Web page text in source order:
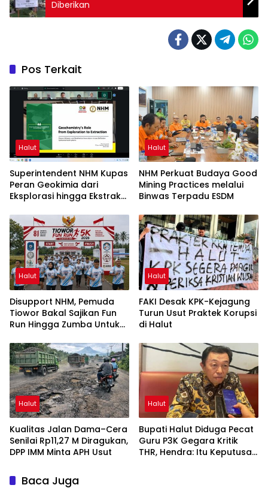
Diberikan
Pos Terkait
Halut
Superintendent NHM Kupas
Peran Geokimia dari
Eksplorasi hingga Ekstraksi
UNG
Halut
NHM Perkuat Budaya Good
Mining Practices melalui
Binwas Terpadu ESDM
Halut
Disupport NHM, Pemuda
Tiowor Bakal Sajikan Fun
Run Hingga Zumba Untuk
Halut
FAKI Desak KPK-Kejagung
Turun Usut Praktek Korupsi
di Halut
Halut
Kualitas Jalan Dama–Cera
Senilai Rp11,27 M Diragukan,
DPP IMM Minta APH Usut
Halut
Bupati Halut Diduga Pecat
Guru P3K Gegara Kritik
THR, Hendra: Itu Keputusan
Baca Juga